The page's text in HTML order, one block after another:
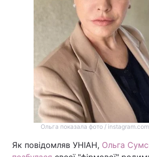
Ольга показала фото /
Як повідомляв УНІАН, Ольга